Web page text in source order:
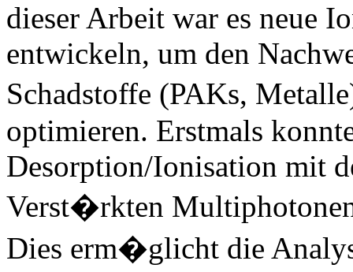
dieser Arbeit war es neue
entwickeln, um den
Schadstoffe (PAKs,
optimieren. Erstmals
Desorption/Ionisation mit
Verst�rkten
Dies erm�glicht die